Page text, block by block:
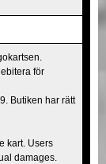
för
Butiken har rätt
kart. Users
damages.